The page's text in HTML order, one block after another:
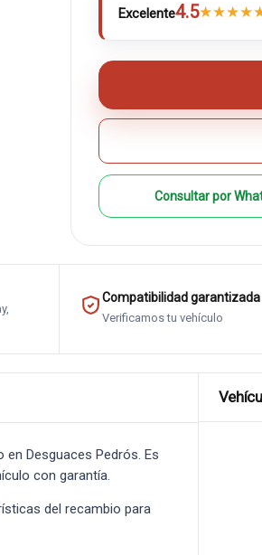
Excelente4.5★★★★
Consultar por
Compatibilidad garantizada
Verificamos tu vehículo
en Desguaces Pedrós. Es
con garantía.
del recambio para